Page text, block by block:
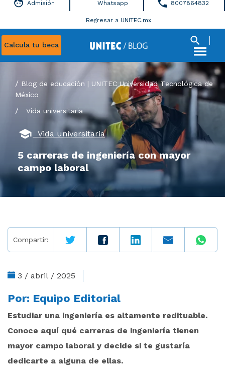
Calcula tu beca
Admisión Whatsapp 8007864832
Regresar a UNITEC.mx
Blog de educación | UNITEC Universidad Tecnológica de
México
/ Vida universitaria
Vida universitaria
5 carreras de ingeniería con mayor
campo laboral
Compartir:
3 / abril / 2025
Por: Equipo Editorial
Estudiar una ingeniería es altamente redituable.
Conoce aquí qué carreras de ingeniería tienen
mayor campo laboral y decide si te gustaría
dedicarte a alguna de ellas.